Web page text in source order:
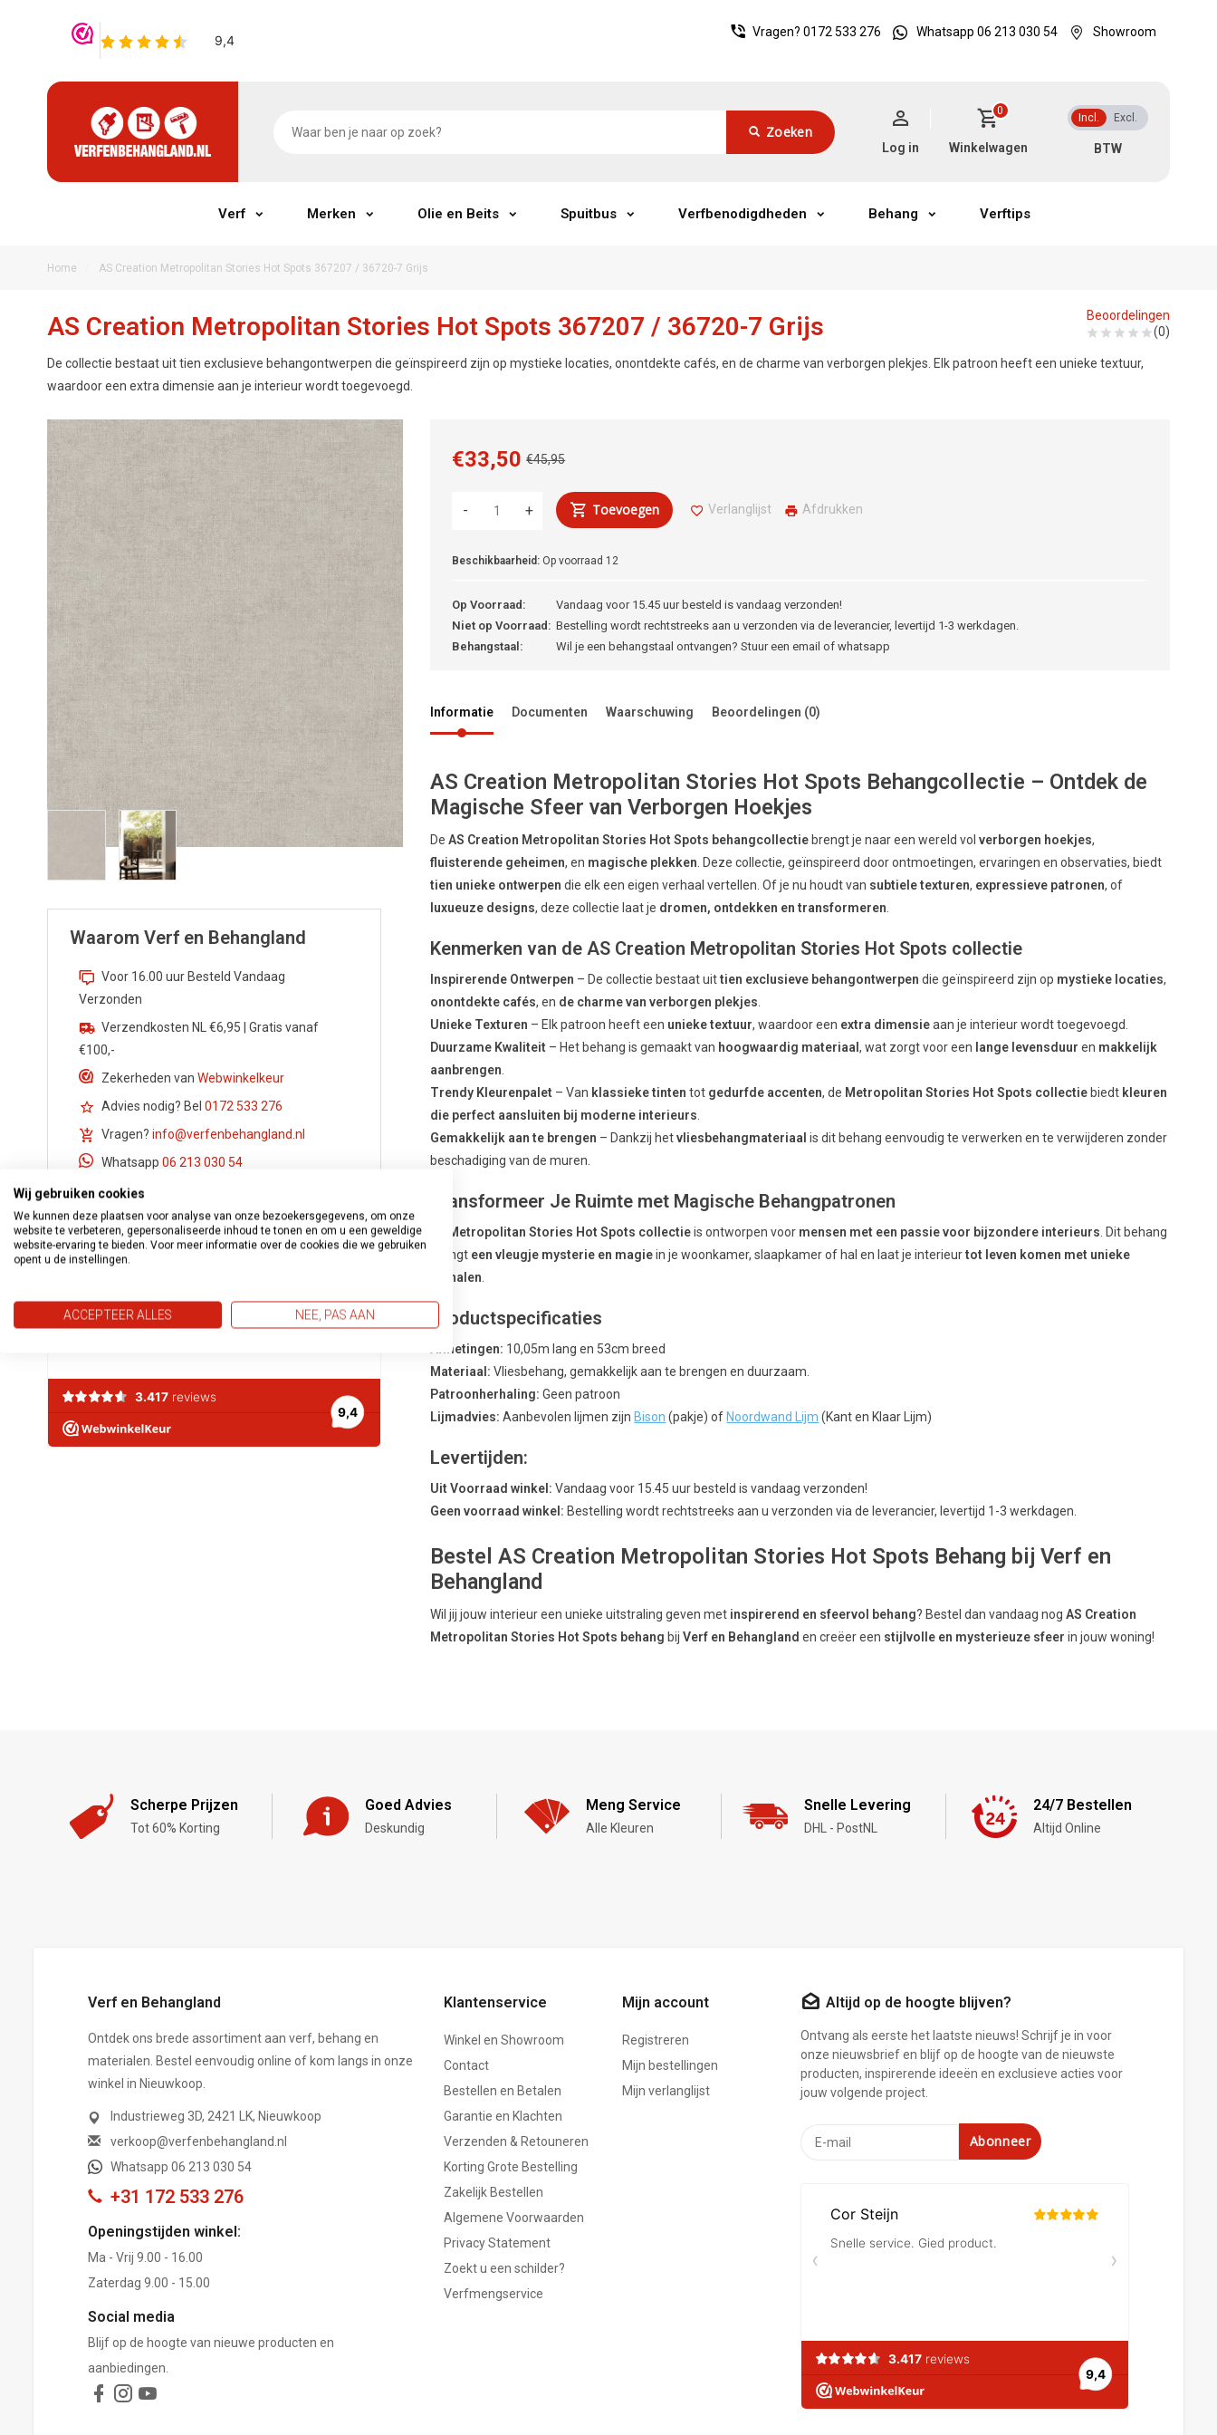
Vragen? 0172 533 276 Whatsapp 06 213 030 54 Showroom
Zoeken
Incl. Excl.
0
Winkelwagen
Log in
Verf Merken Olie en Beits Spuitbus Verfbenodigdheden Behang Verftips
Home AS Creation Metropolitan Stories Hot Spots 367207 / 36720-7 Grijs
AS Creation Metropolitan Stories Hot Spots 367207 / 36720-7 Grijs
De collectie bestaat uit tien exclusieve behangontwerpen die geïnspireerd zijn op mystieke locaties, onontdekte cafés, en de charme van verborgen plekjes. Elk patroon heeft een unieke textuur,
waardoor een extra dimensie aan je interieur wordt toegevoegd.
Beoordelingen
(0)
Waarom Verf en Behangland
Voor 16.00 uur Besteld Vandaag
Verzonden
Verzendkosten NL €6,95 | Gratis vanaf
€100,-
Zekerheden van Webwinkelkeur
Advies nodig? Bel 0172 533 276
Vragen? info@verfenbehangland.nl
Whatsapp 06 213 030 54
€45,95
€33,50
+
- Toevoegen Verlanglijst Afdrukken
Beschikbaarheid: Op voorraad 12
Op Voorraad:
Vandaag voor 15.45 uur besteld is vandaag verzonden!
Niet op Voorraad: Bestelling wordt rechtstreeks aan u verzonden via de leverancier, levertijd 1-3 werkdagen.
Behangstaal:
Wil je een behangstaal ontvangen? Stuur een email of whatsapp
Informatie Documenten Waarschuwing Beoordelingen (0)
AS Creation Metropolitan Stories Hot Spots Behangcollectie – Ontdek de
Magische Sfeer van Verborgen Hoekjes
DeAS Creation Metropolitan Stories Hot Spots behangcollectie brengt je naar een wereld volverborgen hoekjes,
fluisterende geheimen, en magische plekken . Deze collectie, geïnspireerd door ontmoetingen, ervaringen en observaties, biedt
tien unieke ontwerpen die elk een eigen verhaal vertellen. Of je nu houdt van subtiele texturen, expressieve patronen, of
luxueuze designs, deze collectie laat je dromen, ontdekken en transformeren
Kenmerken van de AS Creation Metropolitan Stories Hot Spots collectie
Inspirerende Ontwerpen – De collectie bestaat uittien exclusieve behangontwerpen die geïnspireerd zijn op mystieke locaties,
onontdekte cafés, en de charme van verborgen plekjes
Unieke Texturen – Elk patroon heeft een unieke textuur, waardoor een extra dimensieaan je interieur wordt toegevoegd.
Duurzame Kwaliteit – Het behang is gemaakt van hoogwaardig materiaal, wat zorgt voor een lange levensduur en makkelijk
aanbrengen
Trendy Kleurenpalet – Van klassieke tinten tot gedurfde accenten, de Metropolitan Stories Hot Spots collectie biedt kleuren
die perfect aansluiten bij moderne interieurs
Gemakkelijk aan te brengen – Dankzij hetvliesbehangmateriaal is dit behang eenvoudig te verwerken en te verwijderen zonder
beschadiging van de muren.
Transformeer Je Ruimte met Magische Behangpatronen
Metropolitan Stories Hot Spots collectieis ontworpen voor mensen met een passie voor bijzondere interieurs . Dit behang
brengt een vleugje mysterie en magiein je woonkamer, slaapkamer of hal en laat je interieurtot leven komen met unieke
verhalen
Productspecificaties
Afmetingen: 10,05m lang en 53cm breed
Materiaal: Vliesbehang, gemakkelijk aan te brengen en duurzaam.
Patroonherhaling: Geen patroon
Lijmadvies: Aanbevolen lijmen zijn Bison (pakje) of Noordwand Lijm (Kant en Klaar Lijm)
Levertijden:
Uit Voorraad winkel: Vandaag voor 15.45 uur besteld is vandaag verzonden!
Geen voorraad winkel: Bestelling wordt rechtstreeks aan u verzonden via de leverancier, levertijd 1-3 werkdagen.
Bestel AS Creation Metropolitan Stories Hot Spots Behang bij Verf en
Behangland
Wil jij jouw interieur een unieke uitstraling geven met inspirerend en sfeervol behang? Bestel dan vandaag nogAS Creation
Metropolitan Stories Hot Spots behang bijVerf en Behangland en creëer een stijlvolle en mysterieuze sfeer in jouw woning!
Scherpe Prijzen
Tot 60% Korting
Goed Advies
Deskundig
Meng Service
Alle Kleuren
Snelle Levering
DHL - PostNL
24/7 Bestellen
Altijd Online
Verf en Behangland
Ontdek ons brede assortiment aan verf, behang en
materialen. Bestel eenvoudig online of kom langs in onze
winkel in Nieuwkoop.
Industrieweg 3D, 2421 LK, Nieuwkoop
verkoop@verfenbehangland.nl
Whatsapp 06 213 030 54
+31 172 533 276
Openingstijden winkel:
Ma - Vrij 9.00 - 16.00
Zaterdag 9.00 - 15.00
Social media
Blijf op de hoogte van nieuwe producten en
aanbiedingen.
Klantenservice
Winkel en Showroom
Contact
Bestellen en Betalen
Garantie en Klachten
Verzenden & Retouneren
Korting Grote Bestelling
Zakelijk Bestellen
Algemene Voorwaarden
Privacy Statement
Zoekt u een schilder?
Verfmengservice
Mijn account
Registreren
Mijn bestellingen
Mijn verlanglijst
Altijd op de hoogte blijven?
Ontvang als eerste het laatste nieuws! Schrijf je in voor
onze nieuwsbrief en blijf op de hoogte van de nieuwste
producten, inspirerende ideeën en exclusieve acties voor
jouw volgende project.
Abonneer
Wij gebruiken cookies
We kunnen deze plaatsen voor analyse van onze bezoekersgegevens, om onze
website te verbeteren, gepersonaliseerde inhoud te tonen en om u een geweldige
website-ervaring te bieden. Voor meer informatie over de cookies die we gebruiken
opent u de instellingen.
ACCEPTEER ALLES NEE, PAS AAN